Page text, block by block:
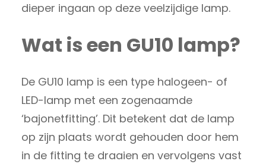
dieper ingaan op deze veelzijdige lamp.
Wat is een GU10 lamp?
De GU10 lamp is een type halogeen- of
LED-lamp met een zogenaamde
‘bajonetfitting’. Dit betekent dat de lamp
op zijn plaats wordt gehouden door hem
in de fitting te draaien en vervolgens vast